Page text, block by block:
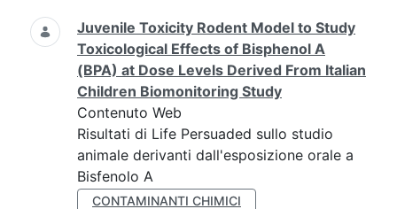
Juvenile Toxicity Rodent Model to Study
Toxicological Effects of Bisphenol A
(BPA) at Dose Levels Derived From Italian
Children Biomonitoring Study
Contenuto Web
Risultati di Life Persuaded sullo studio
animale derivanti dall'esposizione orale a
Bisfenolo A
CONTAMINANTI CHIMICI